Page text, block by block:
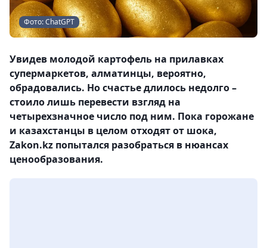
Фото: ChatGPT
Увидев молодой картофель на прилавках
супермаркетов, алматинцы, вероятно,
обрадовались. Но счастье длилось недолго –
стоило лишь перевести взгляд на
четырехзначное число под ним. Пока горожане
и казахстанцы в целом отходят от шока,
Zakon.kz попытался разобраться в нюансах
ценообразования.